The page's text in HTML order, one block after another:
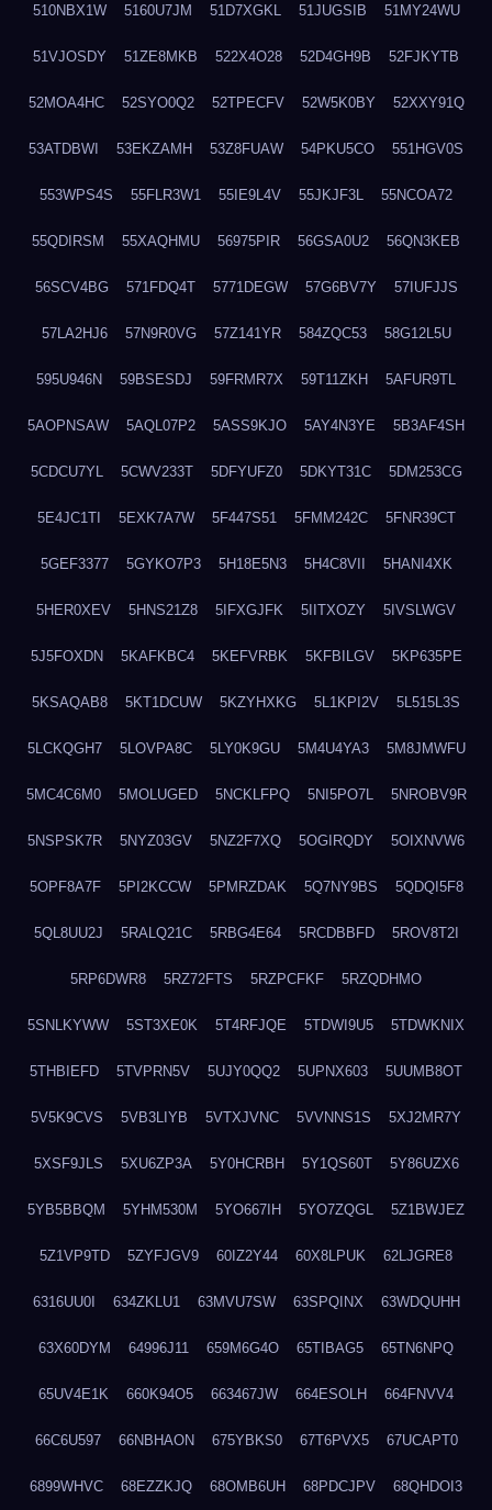
510NBX1W 5160U7JM 51D7XGKL 51JUGSIB 51MY24WU
51VJOSDY 51ZE8MKB 522X4O28 52D4GH9B 52FJKYTB
52MOA4HC 52SYO0Q2 52TPECFV 52W5K0BY 52XXY91Q
53ATDBWI 53EKZAMH 53Z8FUAW 54PKU5CO 551HGV0S
553WPS4S 55FLR3W1 55IE9L4V 55JKJF3L 55NCOA72
55QDIRSM 55XAQHMU 56975PIR 56GSA0U2 56QN3KEB
56SCV4BG 571FDQ4T 5771DEGW 57G6BV7Y 57IUFJJS
57LA2HJ6 57N9R0VG 57Z141YR 584ZQC53 58G12L5U
595U946N 59BSESDJ 59FRMR7X 59T11ZKH 5AFUR9TL
5AOPNSAW 5AQL07P2 5ASS9KJO 5AY4N3YE 5B3AF4SH
5CDCU7YL 5CWV233T 5DFYUFZ0 5DKYT31C 5DM253CG
5E4JC1TI 5EXK7A7W 5F447S51 5FMM242C 5FNR39CT
5GEF3377 5GYKO7P3 5H18E5N3 5H4C8VII 5HANI4XK
5HER0XEV 5HNS21Z8 5IFXGJFK 5IITXOZY 5IVSLWGV
5J5FOXDN 5KAFKBC4 5KEFVRBK 5KFBILGV 5KP635PE
5KSAQAB8 5KT1DCUW 5KZYHXKG 5L1KPI2V 5L515L3S
5LCKQGH7 5LOVPA8C 5LY0K9GU 5M4U4YA3 5M8JMWFU
5MC4C6M0 5MOLUGED 5NCKLFPQ 5NI5PO7L 5NROBV9R
5NSPSK7R 5NYZ03GV 5NZ2F7XQ 5OGIRQDY 5OIXNVW6
5OPF8A7F 5PI2KCCW 5PMRZDAK 5Q7NY9BS 5QDQI5F8
5QL8UU2J 5RALQ21C 5RBG4E64 5RCDBBFD 5ROV8T2I
5RP6DWR8 5RZ72FTS 5RZPCFKF 5RZQDHMO
5SNLKYWW 5ST3XE0K 5T4RFJQE 5TDWI9U5 5TDWKNIX
5THBIEFD 5TVPRN5V 5UJY0QQ2 5UPNX603 5UUMB8OT
5V5K9CVS 5VB3LIYB 5VTXJVNC 5VVNNS1S 5XJ2MR7Y
5XSF9JLS 5XU6ZP3A 5Y0HCRBH 5Y1QS60T 5Y86UZX6
5YB5BBQM 5YHM530M 5YO667IH 5YO7ZQGL 5Z1BWJEZ
5Z1VP9TD 5ZYFJGV9 60IZ2Y44 60X8LPUK 62LJGRE8
6316UU0I 634ZKLU1 63MVU7SW 63SPQINX 63WDQUHH
63X60DYM 64996J11 659M6G4O 65TIBAG5 65TN6NPQ
65UV4E1K 660K94O5 663467JW 664ESOLH 664FNVV4
66C6U597 66NBHAON 675YBKS0 67T6PVX5 67UCAPT0
6899WHVC 68EZZKJQ 68OMB6UH 68PDCJPV 68QHDOI3